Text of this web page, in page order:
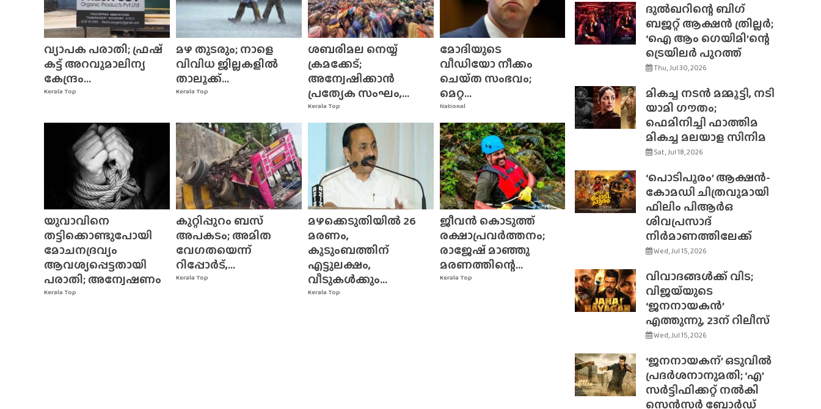
Kerala Top
വ്യാപക പരാതി; ഫ്രഷ്
കട്ട് അറവുമാലിന്യ
കേന്ദ്രം...
Kerala Top
മഴ തുടരും; നാളെ
വിവിധ ജില്ലകളിൽ
താലൂക്ക്...
Kerala Top
ശബരിമല നെയ്യ്
ക്രമക്കേട്;
അന്വേഷിക്കാൻ
പ്രത്യേക സംഘം,...
National
മോദിയുടെ
വീഡിയോ നീക്കം
ചെയ്‌ത സംഭവം;
മെറ്റ...
Kerala Top
യുവാവിനെ
തട്ടിക്കൊണ്ടുപോയി
മോചനദ്രവ്യം
ആവശ്യപ്പെട്ടതായി
പരാതി; അന്വേഷണം
Kerala Top
കുറ്റിപ്പുറം ബസ്
അപകടം; അമിത
വേഗതയെന്ന്
റിപ്പോർട്,...
Kerala Top
മഴക്കെടുതിയിൽ 26
മരണം,
കുടുംബത്തിന്
എട്ടുലക്ഷം,
വീടുകൾക്കും...
Kerala Top
ജീവൻ കൊടുത്ത്
രക്ഷാപ്രവർത്തനം;
രാജേഷ് മാഞ്ഞു
മരണത്തിന്റെ...
ദുൽഖറിന്റെ ബിഗ്
ബജറ്റ് ആക്ഷൻ ത്രില്ലർ;
‘ഐ ആം ഗെയിമി’ന്റെ
ട്രെയിലർ പുറത്ത്
Thu, Jul 30, 2026
മികച്ച നടൻ മമ്മൂട്ടി, നടി
യാമി ഗൗതം;
ഫെമിനിച്ചി ഫാത്തിമ
മികച്ച മലയാള സിനിമ
Sat, Jul 18, 2026
‘പൊടിപൂരം’ ആക്ഷൻ-
കോമഡി ചിത്രവുമായി
ഫിലിം പിആർഒ
ശിവപ്രസാദ്
നിർമാണത്തിലേക്ക്
Wed, Jul 15, 2026
വിവാദങ്ങൾക്ക് വിട;
വിജയ്‌യുടെ
‘ജനനായകൻ’
എത്തുന്നു, 23ന് റിലീസ്
Wed, Jul 15, 2026
‘ജനനായകന്’ ഒടുവിൽ
പ്രദർശനാനുമതി; ‘എ’
സർട്ടിഫിക്കറ്റ് നൽകി
സെൻസർ ബോർഡ്